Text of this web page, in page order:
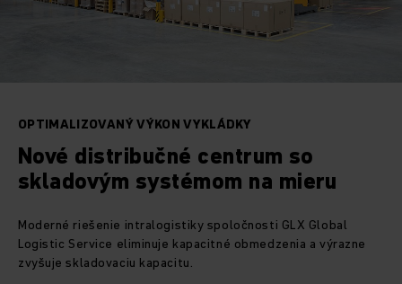
OPTIMALIZOVANÝ VÝKON VYKLÁDKY
Nové distribučné centrum so
skladovým systémom na mieru
Moderné riešenie intralogistiky spoločnosti GLX Global
Logistic Service eliminuje kapacitné obmedzenia a výrazne
zvyšuje skladovaciu kapacitu.